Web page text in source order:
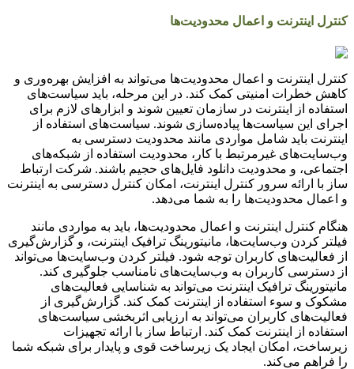
کنترل اینترنت و اعمال محدودیت‌ها
کنترل اینترنت و اعمال محدودیت‌ها می‌تواند به افزایش بهره‌وری و
کاهش خطرات امنیتی کمک کند. در این مرحله، باید سیاست‌های
استفاده از اینترنت در سازمان تعیین شوند و ابزارهای لازم برای
اجرای این سیاست‌ها پیاده‌سازی شوند. سیاست‌های استفاده از
اینترنت باید شامل مواردی مانند محدودیت دسترسی به
وب‌سایت‌های غیرمرتبط با کار، محدودیت استفاده از شبکه‌های
اجتماعی، و محدودیت دانلود فایل‌های حجیم باشند. شرکت ارتباط
ساز با ارائه سرور کنترل اینترنت، امکان کنترل دسترسی به اینترنت
و اعمال محدودیت‌ها را به شما می‌دهد.
هنگام کنترل اینترنت و اعمال محدودیت‌ها، باید به مواردی مانند
فیلتر کردن وب‌سایت‌ها، مانیتورینگ ترافیک اینترنت، و گزارش‌گیری
از فعالیت‌های کاربران توجه شود. فیلتر کردن وب‌سایت‌ها می‌تواند
از دسترسی کاربران به وب‌سایت‌های نامناسب جلوگیری کند.
مانیتورینگ ترافیک اینترنت می‌تواند به شناسایی فعالیت‌های
مشکوک و سوء استفاده از اینترنت کمک کند. گزارش‌گیری از
فعالیت‌های کاربران می‌تواند به ارزیابی اثربخشی سیاست‌های
استفاده از اینترنت کمک کند. ارتباط ساز با ارائه تجهیزات
زیرساخت، امکان ایجاد یک زیرساخت قوی و پایدار برای شبکه شما
را فراهم می‌کند.